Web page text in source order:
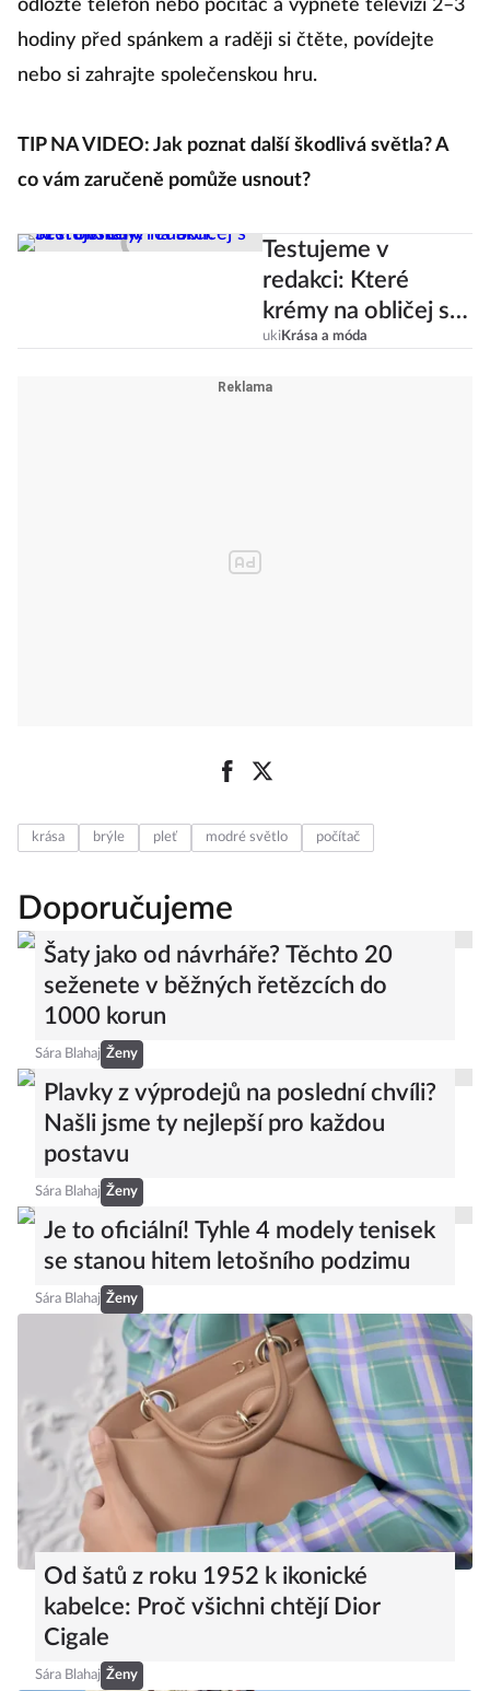
odložte telefon nebo počítač a vypněte televizi 2–3
hodiny před spánkem a raději si čtěte, povídejte
nebo si zahrajte společenskou hru.
TIP NA VIDEO: Jak poznat další škodlivá světla? A
co vám zaručeně pomůže usnout?
Testujeme v
redakci: Které
krémy na obličej s
SPF obstály?
uki Krása a móda
krása brýle pleť modré světlo počítač
Doporučujeme
Šaty jako od návrháře? Těchto 20
seženete v běžných řetězcích do
1000 korun
Sára Blahaj Ženy
Plavky z výprodejů na poslední chvíli?
Našli jsme ty nejlepší pro každou
postavu
Sára Blahaj Ženy
Je to oficiální! Tyhle 4 modely tenisek
se stanou hitem letošního podzimu
Sára Blahaj Ženy
Od šatů z roku 1952 k ikonické
kabelce: Proč všichni chtějí Dior
Cigale
Sára Blahaj Ženy